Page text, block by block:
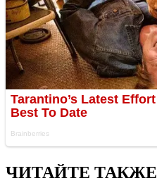
ЧИТАЙТЕ ТАКЖЕ